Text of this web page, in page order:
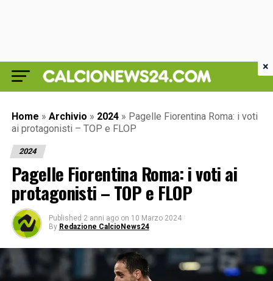
Home » Archivio » 2024 » Pagelle Fiorentina Roma: i voti
ai protagonisti – TOP e FLOP
2024
Pagelle Fiorentina Roma: i voti ai
protagonisti – TOP e FLOP
Published 2 anni ago on 10 Marzo 2024
By Redazione CalcioNews24
×